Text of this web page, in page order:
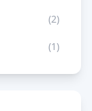
(2)
(1)